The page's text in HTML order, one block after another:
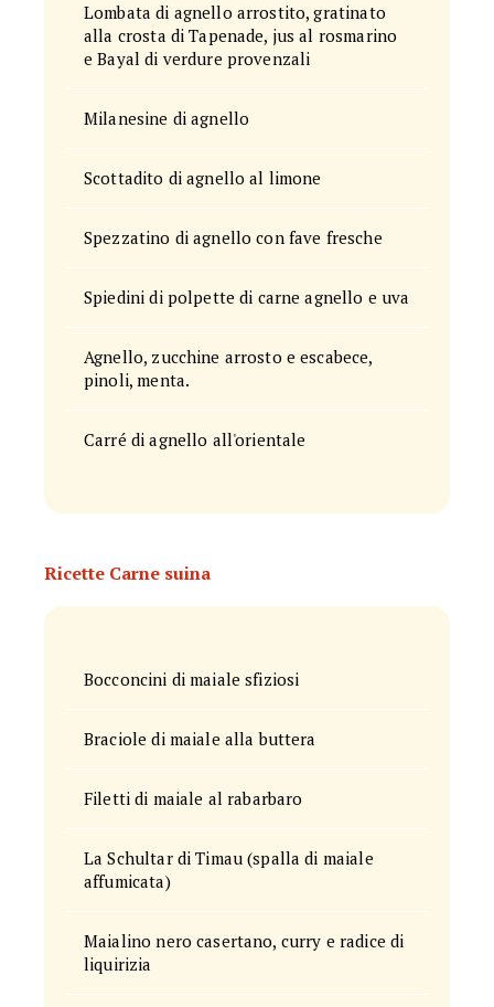
Lombata di agnello arrostito, gratinato
alla crosta di Tapenade, jus al rosmarino
e Bayal di verdure provenzali
Milanesine di agnello
Scottadito di agnello al limone
Spezzatino di agnello con fave fresche
Spiedini di polpette di carne agnello e uva
Agnello, zucchine arrosto e escabece,
pinoli, menta.
Carré di agnello all'orientale
Ricette Carne suina
Bocconcini di maiale sfiziosi
Braciole di maiale alla buttera
Filetti di maiale al rabarbaro
La Schultar di Timau (spalla di maiale
affumicata)
Maialino nero casertano, curry e radice di
liquirizia